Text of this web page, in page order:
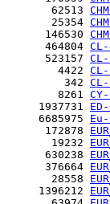
       62513
       25354
      146530
      464804
      523157
        4422
         342
        8261
     1937731
     6685975
      172878
       19232
      630238
      376664
       28558
     1396212